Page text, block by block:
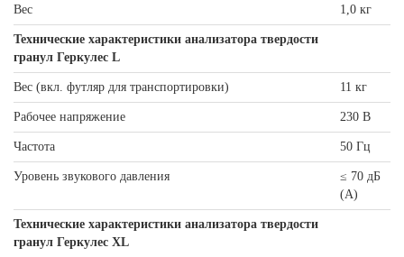
Вес 1,0 кг
Технические характеристики анализатора твердости
гранул Геркулес L
Вес (вкл. футляр для транспортировки) 11 кг
Рабочее напряжение 230 В
Частота 50 Гц
Уровень звукового давления
≤ 70 дБ
(A)
Технические характеристики анализатора твердости
гранул Геркулес XL